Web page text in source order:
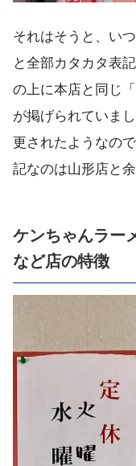
それはそうと、い
と全部カタカタ表
の上に本店と同じ
が掲げられていま
更されたようなの
記なのは山形店と
ケンちゃんラー
など店の特徴